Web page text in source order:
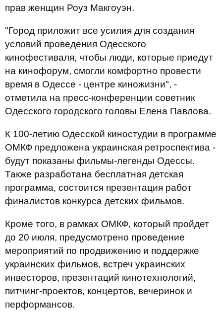
прав женщин Роуз Макгоуэн.
"Город приложит все усилия для создания
условий проведения Одесского
кинофестиваля, чтобы люди, которые приедут
на кинофорум, смогли комфортно провести
время в Одессе - центре киножизни", -
отметила на пресс-конференции советник
Одесского городского головы Елена Павлова.
К 100-летию Одесской киностудии в программе
ОМКФ предложена украинская ретроспектива -
будут показаны фильмы-легенды Одессы.
Также разработана бесплатная детская
программа, состоится презентация работ
финалистов конкурса детских фильмов.
Кроме того, в рамках ОМКФ, который пройдет
до 20 июля, предусмотрено проведение
мероприятий по продвижению и поддержке
украинских фильмов, встреч украинских
инвесторов, презентаций кинотехнологий,
питчинг-проектов, концертов, вечеринок и
перформансов.